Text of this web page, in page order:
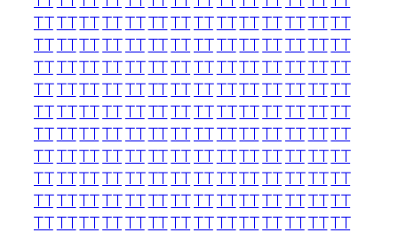
TTTTTTTTTTTTTTTTTTTTTTTTTTTT
TTTTTTTTTTTTTTTTTTTTTTTTTTTT
TTTTTTTTTTTTTTTTTTTTTTTTTTTT
TTTTTTTTTTTTTTTTTTTTTTTTTTTT
TTTTTTTTTTTTTTTTTTTTTTTTTTTT
TTTTTTTTTTTTTTTTTTTTTTTTTTTT
TTTTTTTTTTTTTTTTTTTTTTTTTTTT
TTTTTTTTTTTTTTTTTTTTTTTTTTTT
TTTTTTTTTTTTTTTTTTTTTTTTTTTT
TTTTTTTTTTTTTTTTTTTTTTTTTTTT